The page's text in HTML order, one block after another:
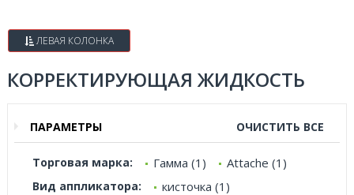
ЛЕВАЯ КОЛОНКА
КОРРЕКТИРУЮЩАЯ ЖИДКОСТЬ
ПАРАМЕТРЫ ОЧИСТИТЬ ВСЕ
Торговая марка: Гамма (1) Attache (1)
Вид аппликатора: кисточка (1)